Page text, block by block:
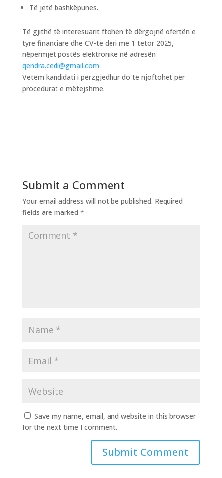
Të jetë bashkëpunes.
Të gjithë të interesuarit ftohen të dërgojnë ofertën e
tyre financiare dhe CV-të deri më 1 tetor 2025,
nëpermjet postës elektronike në adresën
qendra.cedi@gmail.com
Vetëm kandidati i përzgjedhur do të njoftohet për
procedurat e mëtejshme.
Submit a Comment
Your email address will not be published. Required
fields are marked *
Save my name, email, and website in this browser
for the next time I comment.